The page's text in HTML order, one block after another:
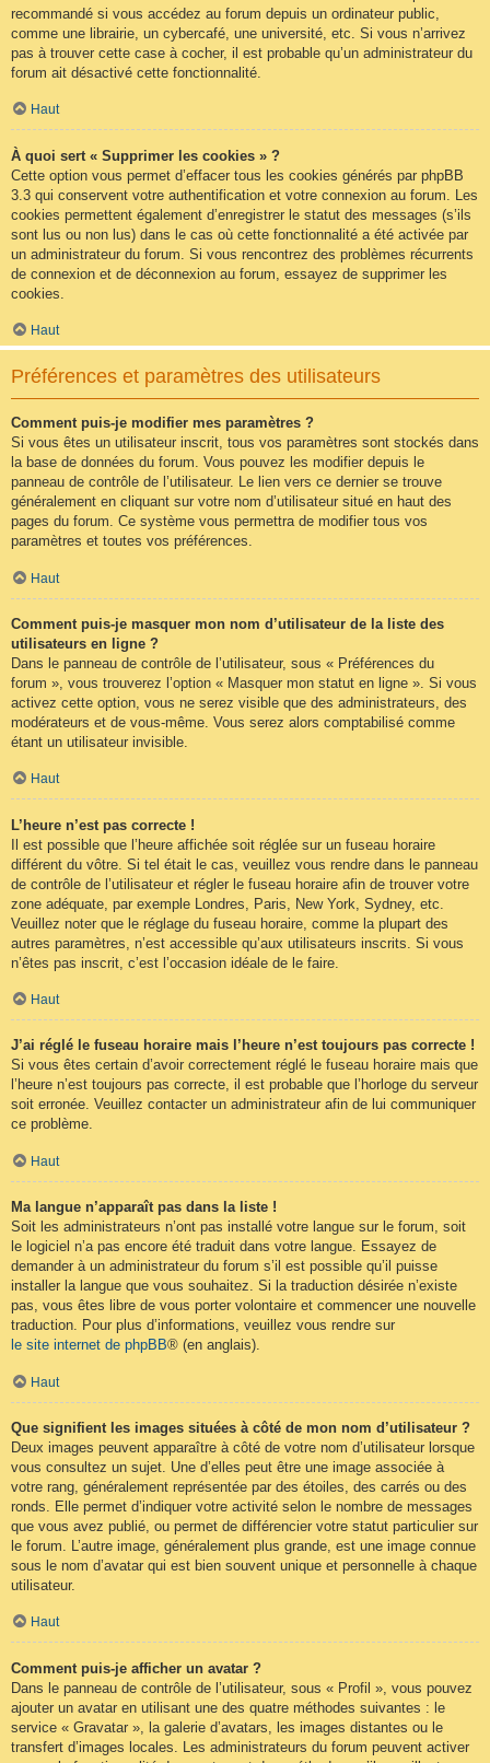
recommandé si vous accédez au forum depuis un ordinateur public,
comme une librairie, un cybercafé, une université, etc. Si vous n’arrivez
pas à trouver cette case à cocher, il est probable qu’un administrateur du
forum ait désactivé cette fonctionnalité.
Haut
À quoi sert « Supprimer les cookies » ?
Cette option vous permet d’effacer tous les cookies générés par phpBB
3.3 qui conservent votre authentification et votre connexion au forum. Les
cookies permettent également d’enregistrer le statut des messages (s’ils
sont lus ou non lus) dans le cas où cette fonctionnalité a été activée par
un administrateur du forum. Si vous rencontrez des problèmes récurrents
de connexion et de déconnexion au forum, essayez de supprimer les
cookies.
Haut
Préférences et paramètres des utilisateurs
Comment puis-je modifier mes paramètres ?
Si vous êtes un utilisateur inscrit, tous vos paramètres sont stockés dans
la base de données du forum. Vous pouvez les modifier depuis le
panneau de contrôle de l’utilisateur. Le lien vers ce dernier se trouve
généralement en cliquant sur votre nom d’utilisateur situé en haut des
pages du forum. Ce système vous permettra de modifier tous vos
paramètres et toutes vos préférences.
Haut
Comment puis-je masquer mon nom d’utilisateur de la liste des
utilisateurs en ligne ?
Dans le panneau de contrôle de l’utilisateur, sous « Préférences du
forum », vous trouverez l’option « Masquer mon statut en ligne ». Si vous
activez cette option, vous ne serez visible que des administrateurs, des
modérateurs et de vous-même. Vous serez alors comptabilisé comme
étant un utilisateur invisible.
Haut
L’heure n’est pas correcte !
Il est possible que l’heure affichée soit réglée sur un fuseau horaire
différent du vôtre. Si tel était le cas, veuillez vous rendre dans le panneau
de contrôle de l’utilisateur et régler le fuseau horaire afin de trouver votre
zone adéquate, par exemple Londres, Paris, New York, Sydney, etc.
Veuillez noter que le réglage du fuseau horaire, comme la plupart des
autres paramètres, n’est accessible qu’aux utilisateurs inscrits. Si vous
n’êtes pas inscrit, c’est l’occasion idéale de le faire.
Haut
J’ai réglé le fuseau horaire mais l’heure n’est toujours pas correcte !
Si vous êtes certain d’avoir correctement réglé le fuseau horaire mais que
l’heure n’est toujours pas correcte, il est probable que l’horloge du serveur
soit erronée. Veuillez contacter un administrateur afin de lui communiquer
ce problème.
Haut
Ma langue n’apparaît pas dans la liste !
Soit les administrateurs n’ont pas installé votre langue sur le forum, soit
le logiciel n’a pas encore été traduit dans votre langue. Essayez de
demander à un administrateur du forum s’il est possible qu’il puisse
installer la langue que vous souhaitez. Si la traduction désirée n’existe
pas, vous êtes libre de vous porter volontaire et commencer une nouvelle
traduction. Pour plus d’informations, veuillez vous rendre sur
le site internet de phpBB® (en anglais).
Haut
Que signifient les images situées à côté de mon nom d’utilisateur ?
Deux images peuvent apparaître à côté de votre nom d’utilisateur lorsque
vous consultez un sujet. Une d’elles peut être une image associée à
votre rang, généralement représentée par des étoiles, des carrés ou des
ronds. Elle permet d’indiquer votre activité selon le nombre de messages
que vous avez publié, ou permet de différencier votre statut particulier sur
le forum. L’autre image, généralement plus grande, est une image connue
sous le nom d’avatar qui est bien souvent unique et personnelle à chaque
utilisateur.
Haut
Comment puis-je afficher un avatar ?
Dans le panneau de contrôle de l’utilisateur, sous « Profil », vous pouvez
ajouter un avatar en utilisant une des quatre méthodes suivantes : le
service « Gravatar », la galerie d’avatars, les images distantes ou le
transfert d’images locales. Les administrateurs du forum peuvent activer